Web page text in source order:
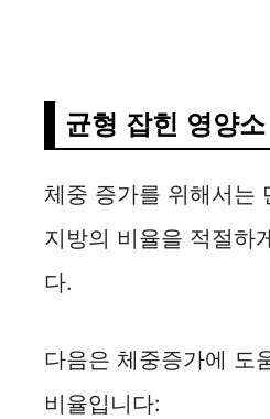
균형 잡힌 영양
체중 증가를 위해서는
지방의 비율을 적절하
다.
다음은 체중증가에 도
비율입니다: